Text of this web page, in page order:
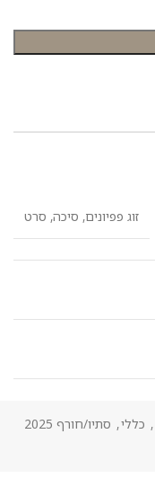
זוג פפיונים, סיכה, סרט
, כללי, סתיו/חורף 2025